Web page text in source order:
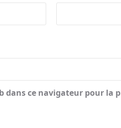
dans ce navigateur pour la